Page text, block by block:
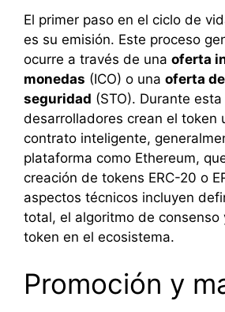
El primer paso en el ciclo de
es su emisión. Este proceso
ocurre a través de una oferta
monedas (ICO) o una oferta
seguridad (STO). Durante
desarrolladores crean el token
contrato inteligente,
plataforma como Ethereum,
creación de tokens ERC-20 o
aspectos técnicos incluyen
total, el algoritmo de consenso
token en el ecosistema.
Promoción y